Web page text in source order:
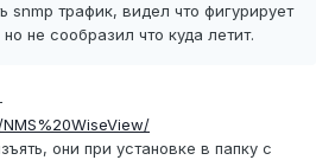
snmp трафик, видел что фигурирует
не сообразил что куда летит.
они при установке в папку с